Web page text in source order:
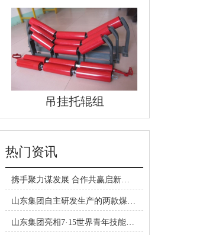
吊挂托辊组
热门资讯
携手聚力谋发展 合作共赢启新篇
｜济宁联通公司领导莅临山东集团
山东集团自主研发生产的两款煤矿
井下自动隔爆装置成功取得矿用产
山东集团亮相7·15世界青年技能日